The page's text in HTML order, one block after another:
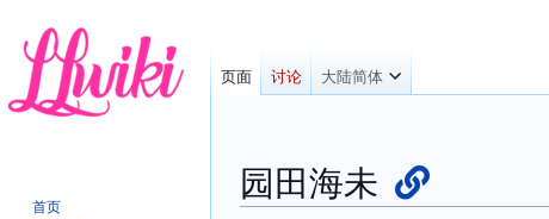
园田海未
页面 讨论 大陆简体
首页